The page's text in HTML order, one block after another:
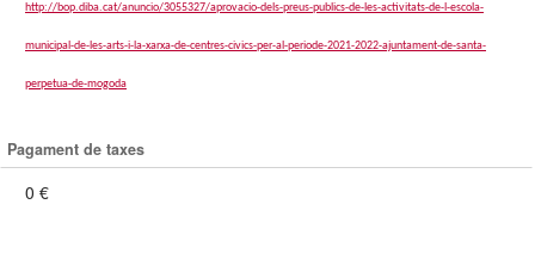
http://bop.diba.cat/anuncio/3055327/aprovacio-dels-preus-publics-de-les-activitats-de-l-escola-
municipal-de-les-arts-i-la-xarxa-de-centres-civics-per-al-periode-2021-2022-ajuntament-de-santa-
perpetua-de-mogoda
Pagament de taxes
0 €